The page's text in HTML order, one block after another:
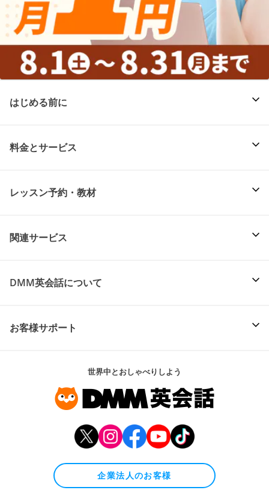
はじめる前に
料金とサービス
レッスン予約・教材
関連サービス
DMM英会話について
お客様サポート
世界中とおしゃべりしよう
企業法人のお客様